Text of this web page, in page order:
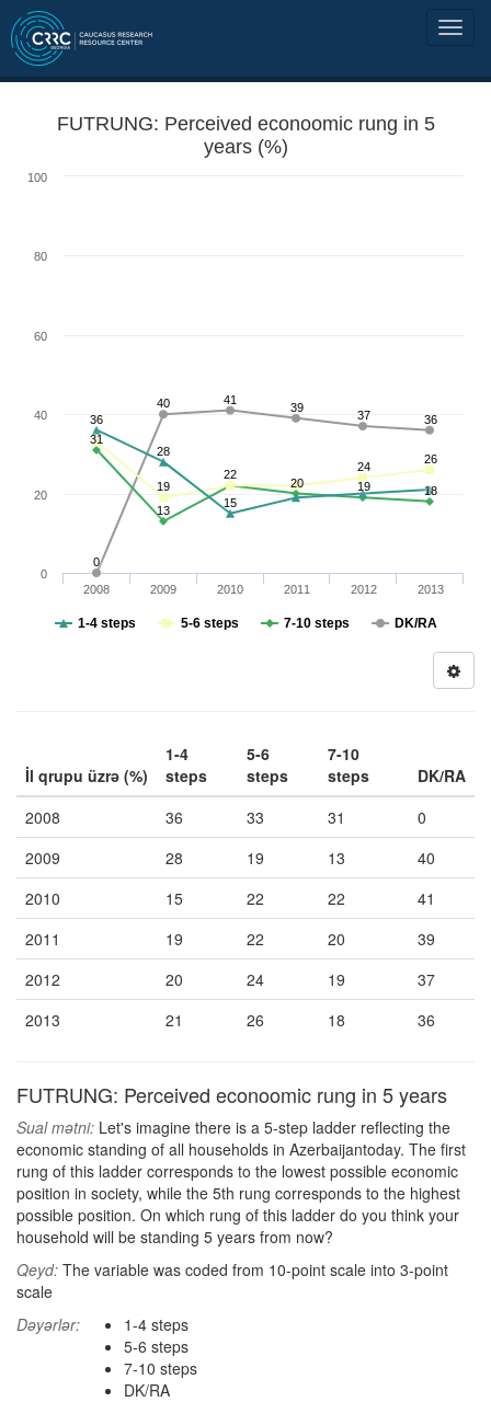
FUTRUNG: Perceived econoomic rung in 5
years (%)
0
40 41
39
37
36
31
13
22
20 19 18
19
24
26
36
28
15
1-4 steps 5-6 steps 7-10 steps DK/RA
2008 2009 2010 2011 2012 2013
0
20
40
60
80
100
İl qrupu üzrə (%)
1-4
steps
5-6
steps
7-10
steps
DK/RA
2008
36 33 31
0
2009
28 19 13
40
2010
15 22 22
41
2011
19 22 20
39
2012
20 24 19
37
2013
21 26 18 36
FUTRUNG: Perceived econoomic rung in 5 years
Sual mətni: Let's imagine there is a 5-step ladder reflecting the
economic standing of all households in Azerbaijantoday. The first
rung of this ladder corresponds to the lowest possible economic
position in society, while the 5th rung corresponds to the highest
possible position. On which rung of this ladder do you think your
household will be standing 5 years from now?
Qeyd: The variable was coded from 10-point scale into 3-point
scale
Dəyərlər:
1-4 steps
5-6 steps
7-10 steps
DK/RA